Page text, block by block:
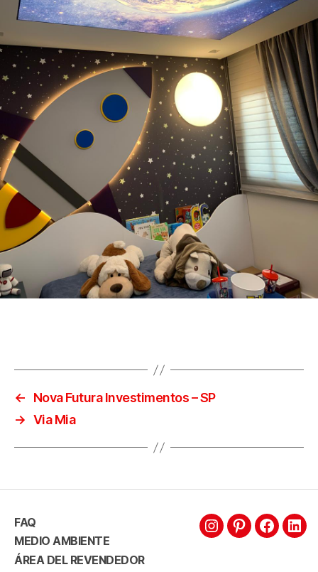
←
Nova Futura Investimentos – SP
→ Via Mia
FAQ
MEDIO AMBIENTE
ÁREA DEL REVENDEDOR